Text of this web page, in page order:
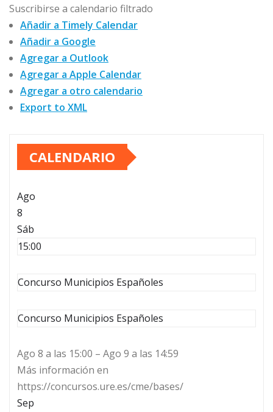
Suscribirse a calendario filtrado
Añadir a Timely Calendar
Añadir a Google
Agregar a Outlook
Agregar a Apple Calendar
Agregar a otro calendario
Export to XML
CALENDARIO
Ago
8
Sáb
15:00
Concurso Municipios Españoles
Concurso Municipios Españoles
Ago 8 a las 15:00 – Ago 9 a las 14:59
Más información en
https://concursos.ure.es/cme/bases/
Sep